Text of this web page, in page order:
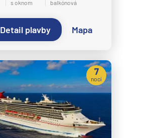
s oknom balkónová
Detail plavby Mapa
7
nocí